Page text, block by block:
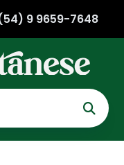
9 9659-7648